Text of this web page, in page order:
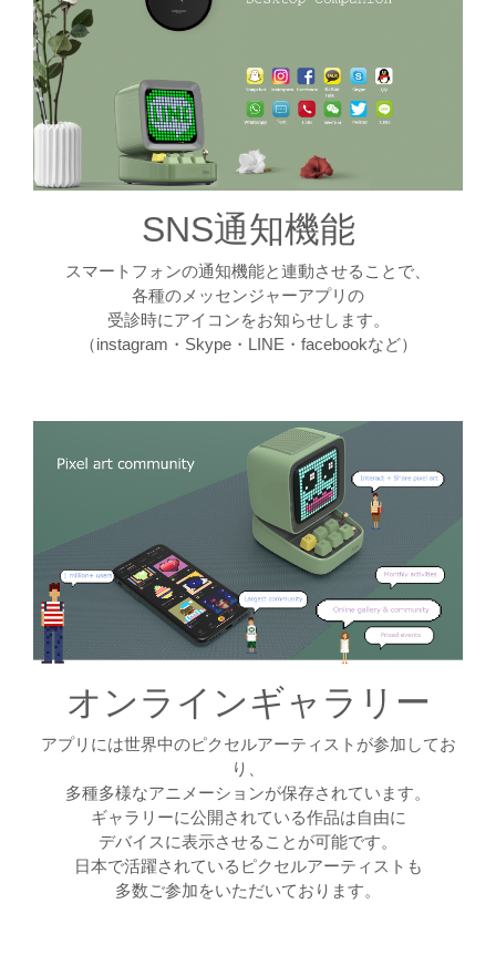
SNS通知機能
スマートフォンの通知機能と連動させることで、
各種のメッセンジャーアプリの
受診時にアイコンをお知らせします。
（instagram・Skype・LINE・facebookなど）
オンラインギャラリー
アプリには世界中のピクセルアーティストが参加してお
り、
多種多様なアニメーションが保存されています。
ギャラリーに公開されている作品は自由に
デバイスに表示させることが可能です。
日本で活躍されているピクセルアーティストも
多数ご参加をいただいております。